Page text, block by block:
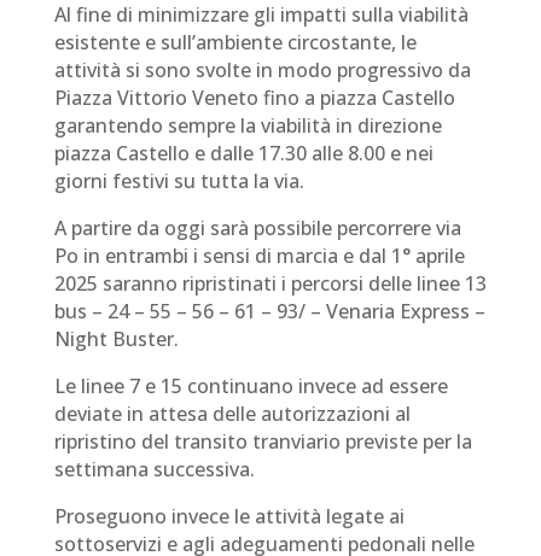
Al fine di minimizzare gli impatti sulla viabilità
esistente e sull’ambiente circostante, le
attività si sono svolte in modo progressivo da
Piazza Vittorio Veneto fino a piazza Castello
garantendo sempre la viabilità in direzione
piazza Castello e dalle 17.30 alle 8.00 e nei
giorni festivi su tutta la via.
A partire da oggi sarà possibile percorrere via
Po in entrambi i sensi di marcia e dal 1° aprile
2025 saranno ripristinati i percorsi delle linee 13
bus – 24 – 55 – 56 – 61 – 93/ – Venaria Express –
Night Buster.
Le linee 7 e 15 continuano invece ad essere
deviate in attesa delle autorizzazioni al
ripristino del transito tranviario previste per la
settimana successiva.
Proseguono invece le attività legate ai
sottoservizi e agli adeguamenti pedonali nelle